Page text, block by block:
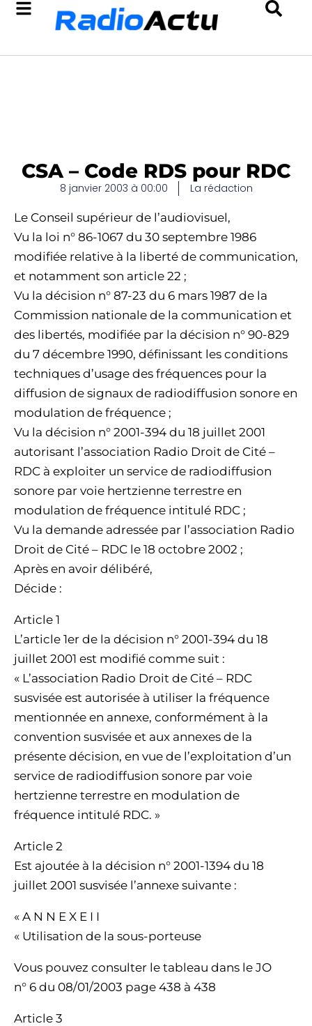
CSA – Code RDS pour RDC
8 janvier 2003 à 00:00 La rédaction
Le Conseil supérieur de l’audiovisuel,
Vu la loi n° 86-1067 du 30 septembre 1986
modifiée relative à la liberté de communication,
et notamment son article 22 ;
Vu la décision n° 87-23 du 6 mars 1987 de la
Commission nationale de la communication et
des libertés, modifiée par la décision n° 90-829
du 7 décembre 1990, définissant les conditions
techniques d’usage des fréquences pour la
diffusion de signaux de radiodiffusion sonore en
modulation de fréquence ;
Vu la décision n° 2001-394 du 18 juillet 2001
autorisant l’association Radio Droit de Cité –
RDC à exploiter un service de radiodiffusion
sonore par voie hertzienne terrestre en
modulation de fréquence intitulé RDC ;
Vu la demande adressée par l’association Radio
Droit de Cité – RDC le 18 octobre 2002 ;
Après en avoir délibéré,
Décide :
Article 1
L’article 1er de la décision n° 2001-394 du 18
juillet 2001 est modifié comme suit :
« L’association Radio Droit de Cité – RDC
susvisée est autorisée à utiliser la fréquence
mentionnée en annexe, conformément à la
convention susvisée et aux annexes de la
présente décision, en vue de l’exploitation d’un
service de radiodiffusion sonore par voie
hertzienne terrestre en modulation de
fréquence intitulé RDC. »
Article 2
Est ajoutée à la décision n° 2001-1394 du 18
juillet 2001 susvisée l’annexe suivante :
« A N N E X E I I
« Utilisation de la sous-porteuse
Vous pouvez consulter le tableau dans le JO
n° 6 du 08/01/2003 page 438 à 438
Article 3